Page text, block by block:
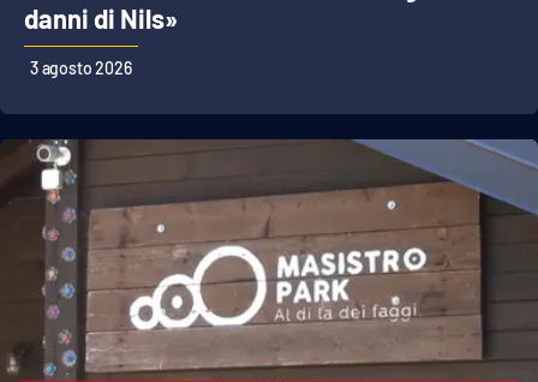
STREAMING
LaC TV
LaC Network
LaC OnAir
EDIZIONI
LOCALI
Catanzaro
danni di Nils»
3 agosto 2026